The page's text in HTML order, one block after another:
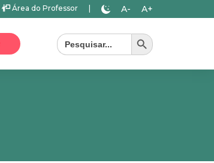
Área do Professor A- A+
Search
for:
Search Button